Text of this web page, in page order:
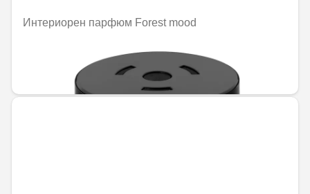
Интериорен парфюм Forest mood
92,02 € / 179,97 лв.